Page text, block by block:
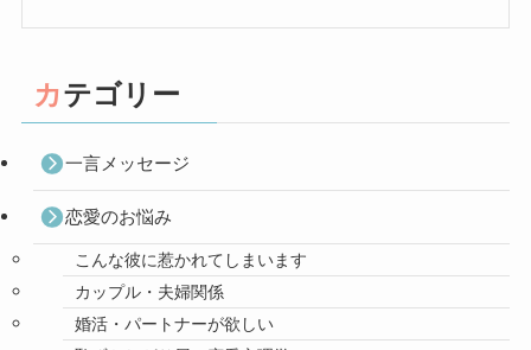
カテゴリー
一言メッセージ
恋愛のお悩み
こんな彼に惹かれてしまいます
カップル・夫婦関係
婚活・パートナーが欲しい